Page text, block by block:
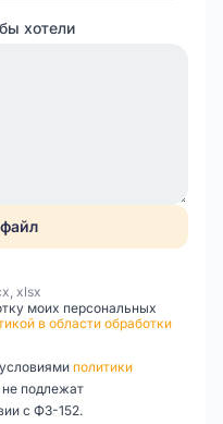
хотели
xlsx
моих персональных
в области обработки
политики
подлежат
с ФЗ-152.